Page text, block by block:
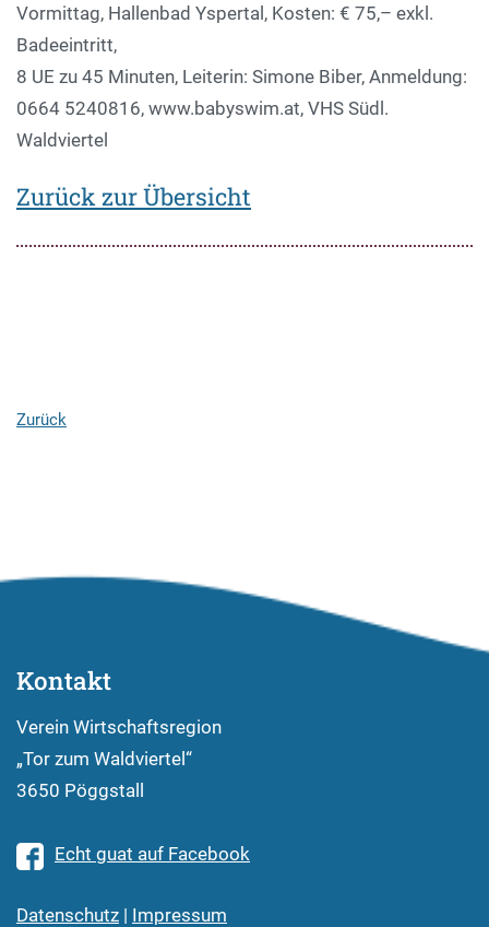
Vormittag, Hallenbad Yspertal, Kosten: € 75,– exkl.
Badeeintritt,
8 UE zu 45 Minuten, Leiterin: Simone Biber, Anmeldung:
0664 5240816, www.babyswim.at, VHS Südl.
Waldviertel
Zurück zur Übersicht
Zurück
Kontakt
Verein Wirtschaftsregion
„Tor zum Waldviertel“
3650 Pöggstall
Echt guat auf Facebook
Datenschutz | Impressum